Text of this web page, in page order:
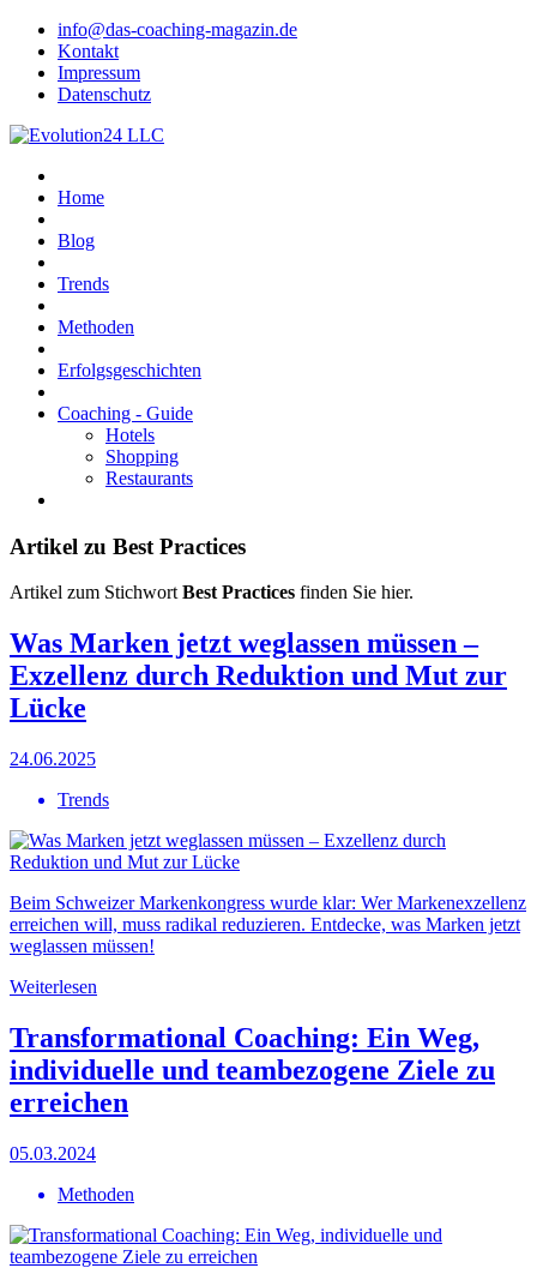
info@das-coaching-magazin.de
Kontakt
Impressum
Datenschutz
Home
Blog
Trends
Methoden
Erfolgsgeschichten
Coaching - Guide
Hotels
Shopping
Restaurants
Artikel zu Best Practices
Artikel zum StichwortBest Practices finden Sie hier.
Was Marken jetzt weglassen müssen –
Exzellenz durch Reduktion und Mut zur
Lücke
24.06.2025
Trends
Beim Schweizer Markenkongress wurde klar: Wer Markenexzellenz
erreichen will, muss radikal reduzieren. Entdecke, was Marken jetzt
weglassen müssen!
Weiterlesen
Transformational Coaching: Ein Weg,
individuelle und teambezogene Ziele zu
erreichen
05.03.2024
Methoden